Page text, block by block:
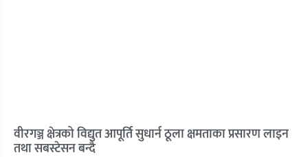
वीरगञ्ज क्षेत्रको विद्युत आपूर्ति सुधार्न ठूला क्षमताका प्रसारण लाइन
तथा सबस्टेसन बन्दै